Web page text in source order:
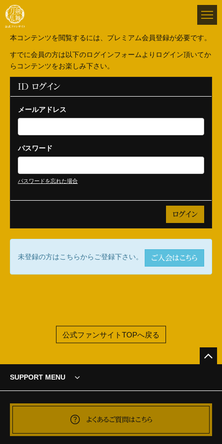
本コンテンツを閲覧するには、プレミアム会員登録が必要です。
すでに会員の方は以下のログインフォームよりログイン頂いてか
らコンテンツをお楽しみ下さい。
ID ログイン
メールアドレス
パスワード
パスワードを忘れた場合
未登録の方はこちらからご登録下さい。 ご入会はこちら
公式ファンサイトTOPへ戻る
SUPPORT MENU
よくあるご質問はこちら